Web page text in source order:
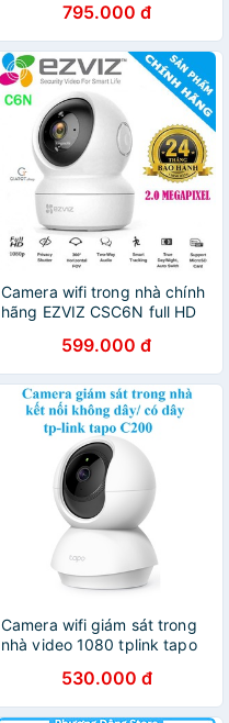
795.000 đ
Camera wifi trong nhà chính
hãng EZVIZ CSC6N full HD
599.000 đ
Camera wifi giám sát trong
nhà video 1080 tplink tapo
530.000 đ